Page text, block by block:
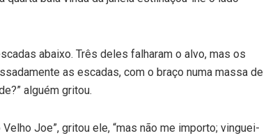
abaixo. Três deles falharam o alvo, mas os
as escadas, com o braço numa massa de
alguém gritou.
Joe”, gritou ele, “mas não me importo; vinguei-